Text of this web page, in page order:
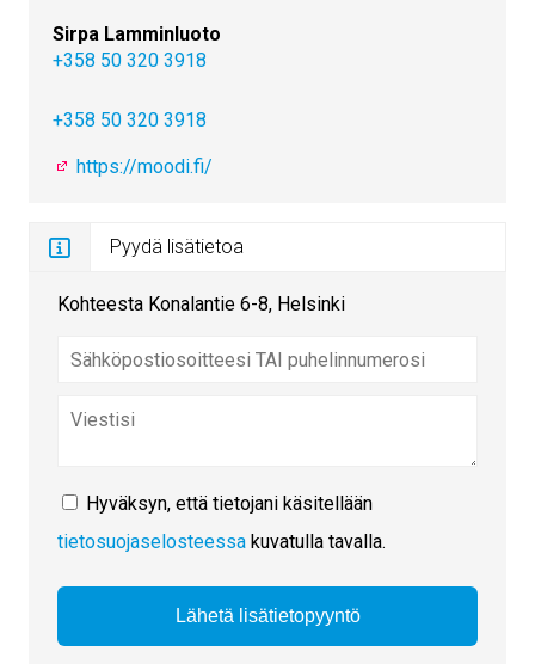
Sirpa Lamminluoto
+358 50 320 3918
+358 50 320 3918
https://moodi.fi/
Pyydä lisätietoa
Kohteesta Konalantie 6-8, Helsinki
Hyväksyn, että tietojani käsitellään
tietosuojaselosteessa kuvatulla tavalla.